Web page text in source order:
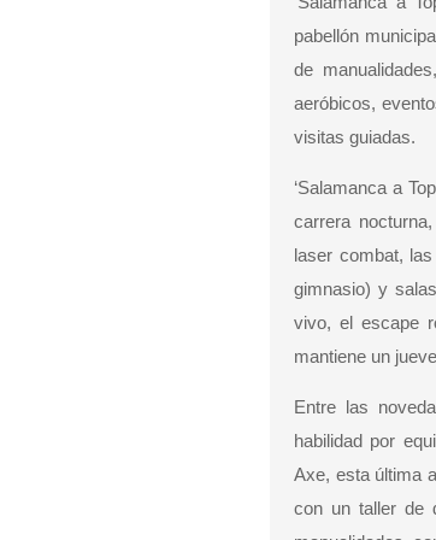
pabellón
de
aeróbicos,
visitas guiadas.
‘Salamanca a
carrera
laser combat,
gimnasio) y
vivo, el escape
mantiene un
Entre las
habilidad por
Axe, esta última
con un taller de